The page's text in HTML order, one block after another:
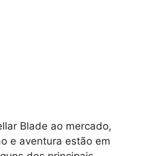
Blade ao mercado,
e aventura estão em